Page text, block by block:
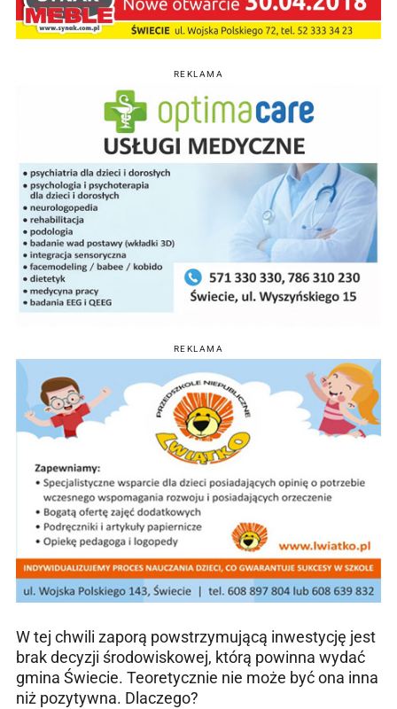
REKLAMA
REKLAMA
W tej chwili zaporą powstrzymującą inwestycję jest
brak decyzji środowiskowej, którą powinna wydać
gmina Świecie. Teoretycznie nie może być ona inna
niż pozytywna. Dlaczego?